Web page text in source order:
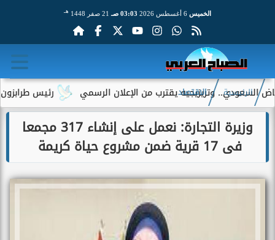
الخميس 03:03 صـ 21 صفر 1448 هـ
رئيس طرابزون سبور وتريزيجيه يقترب من الإعلان الرسمي
الرئيسية الاقتصاد
وزيرة التجارة: نعمل على إنشاء 317 مجمعا
فى 17 قرية ضمن مشروع حياة كريمة